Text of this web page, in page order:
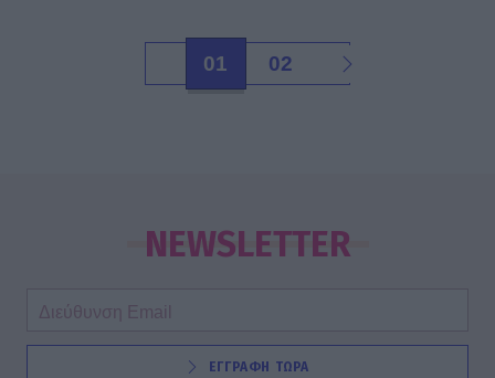
01 02
NEWSLETTER
ΕΓΓΡΑΦΗ ΤΩΡΑ